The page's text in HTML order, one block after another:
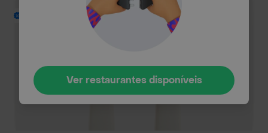
Envío Gratis: mín R$80
Ver restaurantes disponíveis